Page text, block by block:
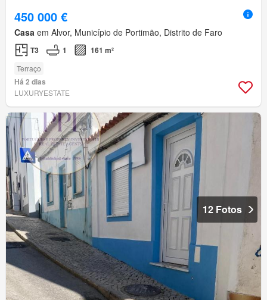
450 000 €
Casa em Alvor, Município de Portimão, Distrito de Faro
T3 1 161 m²
Terraço
Há 2 dias
LUXURYESTATE
12 Fotos